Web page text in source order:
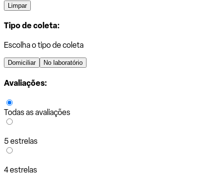
Limpar
Tipo de coleta:
Escolha o tipo de coleta
Domiciliar No laboratório
Avaliações:
Todas as avaliações
5 estrelas
4 estrelas